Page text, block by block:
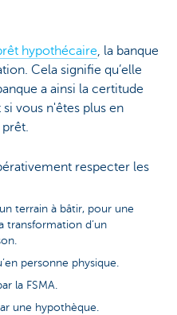
hypothécaire, la banque
Cela signifie qu’elle
a ainsi la certitude
vous n'êtes plus en
respecter les
terrain à bâtir, pour une
transformation d’un
personne physique.
la FSMA.
une hypothèque.